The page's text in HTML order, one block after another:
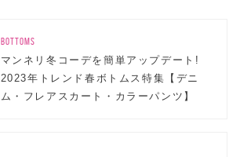
BOTTOMS
マンネリ冬コーデを簡単アップデート!
2023年トレンド春ボトムス特集【デニ
ム・フレアスカート・カラーパンツ】